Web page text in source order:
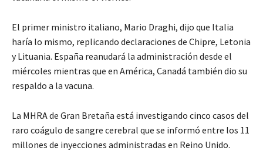
El primer ministro italiano, Mario Draghi, dijo que Italia
haría lo mismo, replicando declaraciones de Chipre, Letonia
y Lituania. España reanudará la administración desde el
miércoles mientras que en América, Canadá también dio su
respaldo a la vacuna.
La MHRA de Gran Bretaña está investigando cinco casos del
raro coágulo de sangre cerebral que se informó entre los 11
millones de inyecciones administradas en Reino Unido.